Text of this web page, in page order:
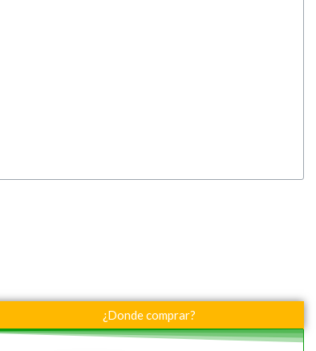
¿Donde comprar?